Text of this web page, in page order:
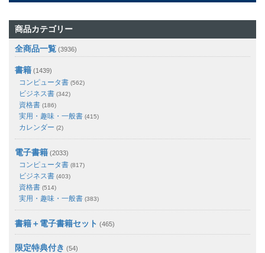
商品カテゴリー
全商品一覧 (3936)
書籍 (1439)
コンピュータ書 (562)
ビジネス書 (342)
資格書 (186)
実用・趣味・一般書 (415)
カレンダー (2)
電子書籍 (2033)
コンピュータ書 (817)
ビジネス書 (403)
資格書 (514)
実用・趣味・一般書 (383)
書籍＋電子書籍セット (465)
限定特典付き (54)